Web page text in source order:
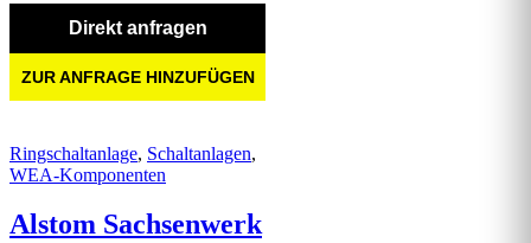
Direkt anfragen
ZUR ANFRAGE HINZUFÜGEN
Ringschaltanlage, Schaltanlagen,
WEA-Komponenten
Alstom Sachsenwerk